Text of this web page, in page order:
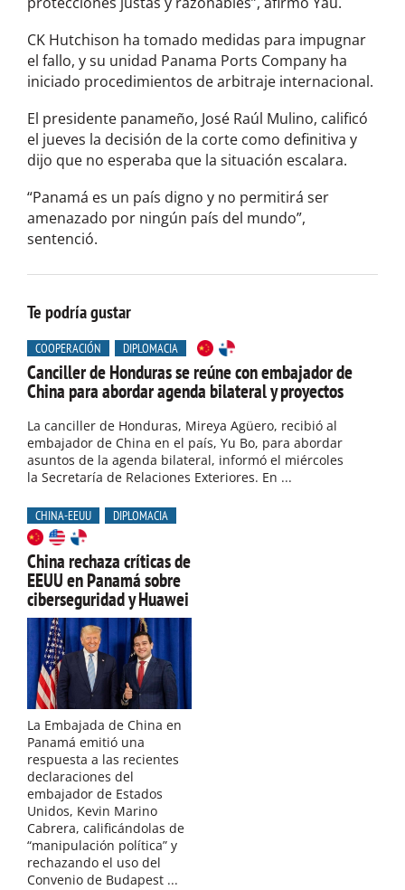
CK Hutchison ha tomado medidas para impugnar
el fallo, y su unidad Panama Ports Company ha
iniciado procedimientos de arbitraje internacional.
El presidente panameño, José Raúl Mulino, calificó
el jueves la decisión de la corte como definitiva y
dijo que no esperaba que la situación escalara.
“Panamá es un país digno y no permitirá ser
amenazado por ningún país del mundo”,
sentenció.
Te podría gustar
COOPERACIÓN DIPLOMACIA
Canciller de Honduras se reúne con embajador de
China para abordar agenda bilateral y proyectos
La canciller de Honduras, Mireya Agüero, recibió al
embajador de China en el país, Yu Bo, para abordar
asuntos de la agenda bilateral, informó el miércoles
la Secretaría de Relaciones Exteriores. En ...
CHINA-EEUU DIPLOMACIA
China rechaza críticas de
EEUU en Panamá sobre
ciberseguridad y Huawei
La Embajada de China en
Panamá emitió una
respuesta a las recientes
declaraciones del
embajador de Estados
Unidos, Kevin Marino
Cabrera, calificándolas de
“manipulación política” y
rechazando el uso del
Convenio de Budapest ...